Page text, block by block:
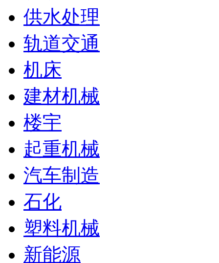
供水处理
轨道交通
机床
建材机械
楼宇
起重机械
汽车制造
石化
塑料机械
新能源